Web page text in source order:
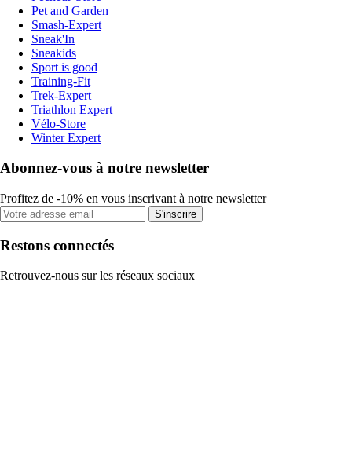
Pet and Garden
Smash-Expert
Sneak'In
Sneakids
Sport is good
Training-Fit
Trek-Expert
Triathlon Expert
Vélo-Store
Winter Expert
Abonnez-vous à notre newsletter
Profitez de -10% en vous inscrivant à notre newsletter
S'inscrire
Restons connectés
Retrouvez-nous sur les réseaux sociaux